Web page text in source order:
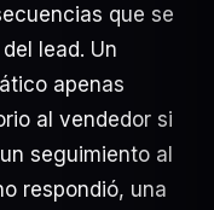
que se
lead. Un
apenas
al vendedor si
seguimiento al
respondió, una